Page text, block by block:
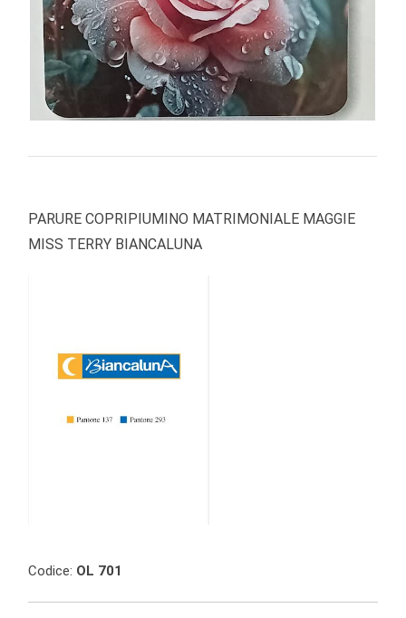
PARURE COPRIPIUMINO MATRIMONIALE MAGGIE
MISS TERRY BIANCALUNA
Codice: OL 701